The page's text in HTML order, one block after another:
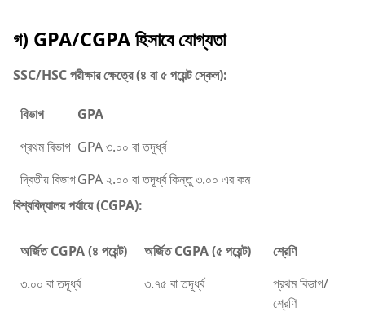
গ) GPA/CGPA হিসাবে যোগ্যতা
SSC/HSC পরীক্ষার ক্ষেত্রে (৪ বা ৫ পয়েন্ট স্কেল):
বিভাগ
GPA
প্রথম বিভাগ GPA ৩.০০ বা তদূর্ধ্ব
দ্বিতীয় বিভাগGPA ২.০০ বা তদূর্ধ্ব কিন্তু ৩.০০ এর কম
বিশ্ববিদ্যালয় পর্যায়ে (CGPA):
অর্জিত CGPA (৪ পয়েন্ট) অর্জিত CGPA (৫ পয়েন্ট)
শ্রেণি
৩.০০ বা তদূর্ধ্ব
৩.৭৫ বা তদূর্ধ্ব
প্রথম বিভাগ/
শ্রেণি